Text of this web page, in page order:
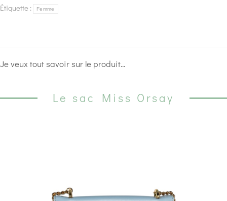
Étiquette :
Femme
Je veux tout savoir sur le produit...
Le sac Miss Orsay